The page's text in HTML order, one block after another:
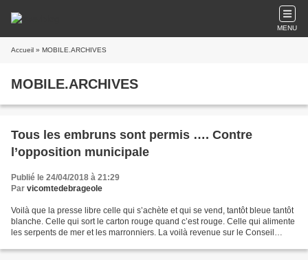
MENU
Accueil » MOBILE.ARCHIVES
MOBILE.ARCHIVES
Tous les embruns sont permis …. Contre
l’opposition municipale
Publié le 24/04/2018 à 21:29
Par vicomtedebrageole
Voilà que la presse libre celle qui s’achète et qui se vend, tantôt bleue tantôt
blanche. Celle qui sort le carton rouge quand c’est rouge. Celle qui alimente
les serpents de mer et les marronniers. La voilà revenue sur le Conseil